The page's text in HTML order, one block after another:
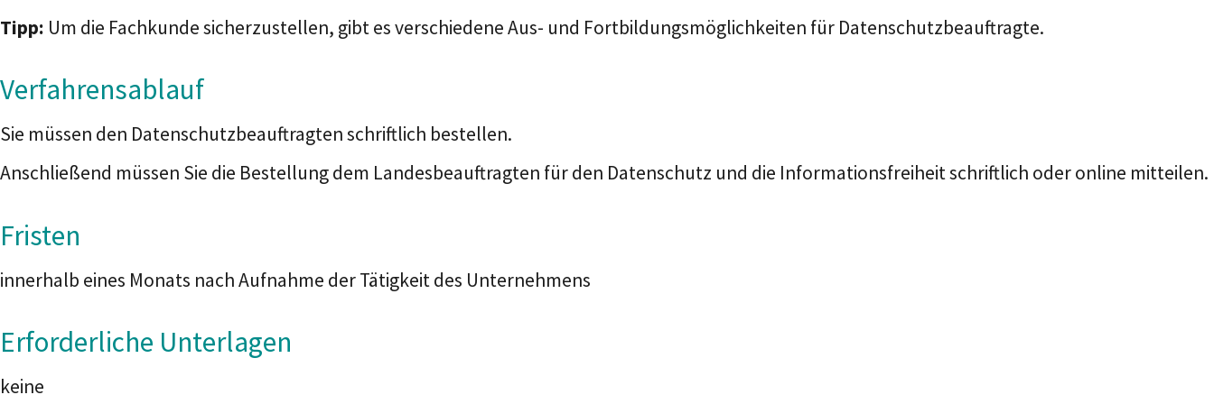
Tipp: Um die Fachkunde sicherzustellen, gibt es verschiedene Aus- und Fortbildungsmöglichkeiten für Datenschutzbeauftragte.
Verfahrensablauf
Sie müssen den Datenschutzbeauftragten schriftlich bestellen.
Anschließend müssen Sie die Bestellung dem Landesbeauftragten für den Datenschutz und die Informationsfreiheit schriftlich oder online mitteilen.
Fristen
innerhalb eines Monats nach Aufnahme der Tätigkeit des Unternehmens
Erforderliche Unterlagen
keine